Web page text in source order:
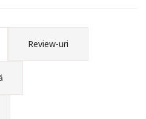
Review-uri